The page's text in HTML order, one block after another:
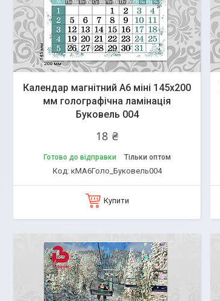
Календар магнітний А6 міні 145х200
мм голографічна ламінація
Буковель 004
18 ₴
Готово до відправки Тільки оптом
кМА6Голо_Буковель004
Купити